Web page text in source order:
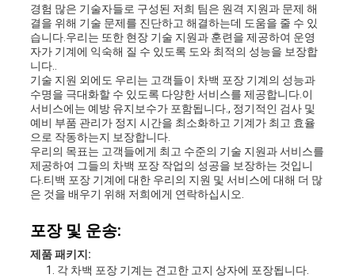
PRIVACY
POLICY
경험 많은 기술자들로 구성된 저희 팀은 원격 지원과 문제 해
결을 위해 기술 문제를 진단하고 해결하는데 도움을 줄 수 있
습니다.우리는 또한 현장 기술 지원과 훈련을 제공하여 운영
자가 기계에 익숙해 질 수 있도록 도와 최적의 성능을 보장합
니다..
기술 지원 외에도 우리는 고객들이 차백 포장 기계의 성능과
수명을 극대화할 수 있도록 다양한 서비스를 제공합니다.이
서비스에는 예방 유지보수가 포함됩니다., 정기적인 검사 및
예비 부품 관리가 정지 시간을 최소화하고 기계가 최고 효율
으로 작동하는지 보장합니다.
우리의 목표는 고객들에게 최고 수준의 기술 지원과 서비스를
제공하여 그들의 차백 포장 작업의 성공을 보장하는 것입니
다.티백 포장 기계에 대한 우리의 지원 및 서비스에 대해 더 많
은 것을 배우기 위해 저희에게 연락하십시오.
포장 및 운송:
제품 패키지:
각 차백 포장 기계는 견고한 고지 상자에 포장됩니다.